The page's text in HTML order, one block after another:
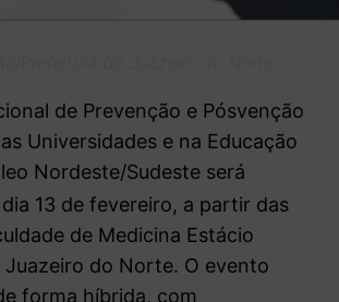
de Prevenção e Pósvenção
Universidades e na Educação
Nordeste/Sudeste será
13 de fevereiro, a partir das
de Medicina Estácio
Juazeiro do Norte. O evento
forma híbrida, com